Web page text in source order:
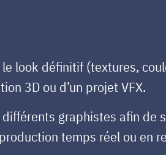
look définitif (textures,
3D ou d’un projet VFX.
graphistes afin de
temps réel ou en